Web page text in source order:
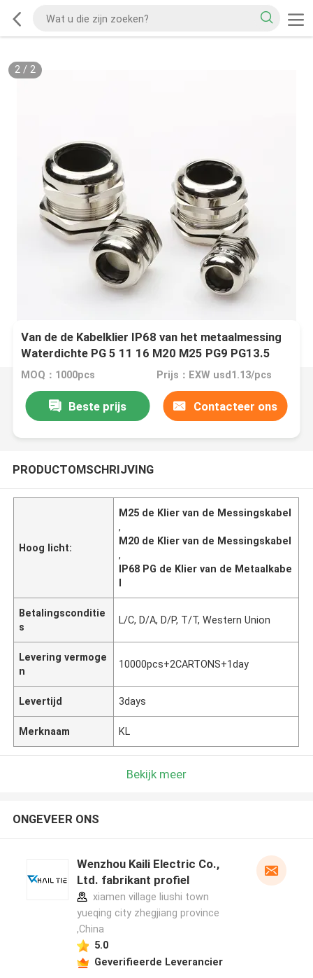
2/ 2
Van de de Kabelklier IP68 van het metaalmessing
Waterdichte PG 5 11 16 M20 M25 PG9 PG13.5
MOQ：1000pcs Prijs：EXW usd1.13/pcs
Beste prijs Contacteer ons
PRODUCTOMSCHRIJVING
Hoog licht:
M25 de Klier van de Messingskabel
,
M20 de Klier van de Messingskabel
,
IP68 PG de Klier van de Metaalkabe
l
Betalingsconditie
s
L/C, D/A, D/P, T/T, Western Union
Levering vermoge
n
10000pcs+2CARTONS+1day
Levertijd 3days
Merknaam KL
Bekijk meer
ONGEVEER ONS
Wenzhou Kaili Electric Co.,
Ltd. fabrikant profiel
xiamen village liushi town
yueqing city zhegjiang province
,China
5.0
Geverifieerde Leverancier